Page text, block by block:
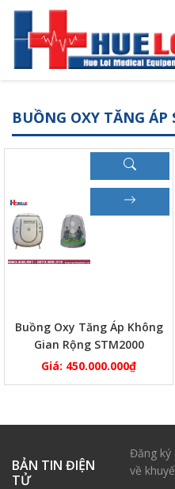
BUỒNG OXY TĂNG ÁP
Buồng Oxy Tăng Áp Không
Gian Rộng STM2000
Giá: 450.000.000₫
BẢN TIN ĐIỆN
TỬ
Đăng ký
về